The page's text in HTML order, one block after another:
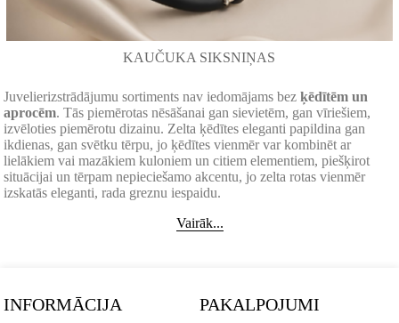
KAUČUKA SIKSNIŅAS
Juvelierizstrādājumu sortiments nav iedomājams bezķēdītēm un
aprocēm. Tās piemērotas nēsāšanai gan sievietēm, gan vīriešiem,
izvēloties piemērotu dizainu. Zelta ķēdītes eleganti papildina gan
ikdienas, gan svētku tērpu, jo ķēdītes vienmēr var kombinēt ar
lielākiem vai mazākiem kuloniem un citiem elementiem, piešķirot
situācijai un tērpam nepieciešamo akcentu, jo zelta rotas vienmēr
izskatās eleganti, rada greznu iespaidu.
Vairāk...
INFORMĀCIJA PAKALPOJUMI